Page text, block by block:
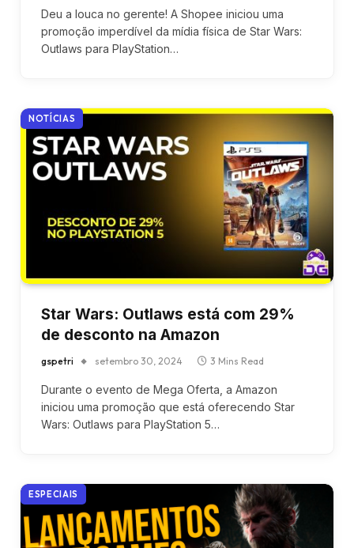
Deu a louca no gerente! A Shopee iniciou uma
promoção imperdível da mídia física de Star Wars:
Outlaws para PlayStation…
NOTÍCIAS
Star Wars: Outlaws está com 29%
de desconto na Amazon
gspetri setembro 30, 2024 3 Mins Read
Durante o evento de Mega Oferta, a Amazon
iniciou uma promoção que está oferecendo Star
Wars: Outlaws para PlayStation 5…
ESPECIAIS